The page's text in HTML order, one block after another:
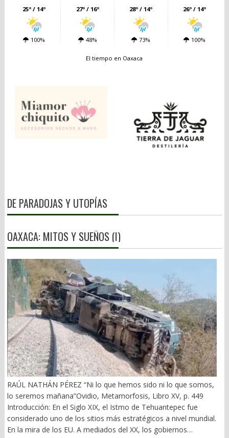
25º / 14º
100%
27º / 16º
48%
28º / 14º
73%
26º / 14º
100%
El tiempo en Oaxaca
DE PARADOJAS Y UTOPÍAS
OAXACA: MITOS Y SUEÑOS (I)
RAÚL NATHÁN PÉREZ “Ni lo que hemos sido ni lo que somos,
lo seremos mañana”Ovidio, Metamorfosis, Libro XV, p. 449
Introducción: En el Siglo XIX, el Istmo de Tehuantepec fue
considerado uno de los sitios más estratégicos a nivel mundial.
En la mira de los EU. A mediados del XX, los gobiernos